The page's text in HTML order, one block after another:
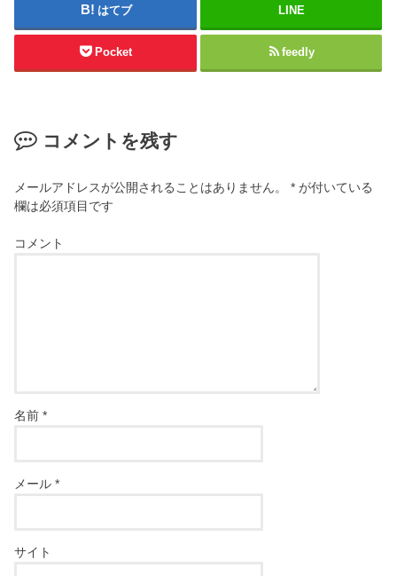
はてブ LINE
Pocket feedly
コメントを残す
メールアドレスが公開されることはありません。 * が付いている
欄は必須項目です
コメント
名前*
メール*
サイト